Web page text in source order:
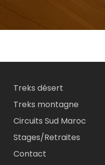
Treks désert
Treks montagne
Circuits Sud Maroc
Stages/Retraites
Contact